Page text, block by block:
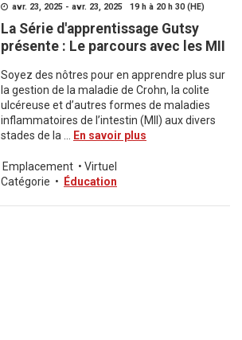
avr. 23, 2025 - avr. 23, 2025 19 h à 20 h 30 (HE)
La Série d'apprentissage Gutsy
présente : Le parcours avec les MII
Soyez des nôtres pour en apprendre plus sur
la gestion de la maladie de Crohn, la colite
ulcéreuse et d’autres formes de maladies
inflammatoires de l’intestin (MII) aux divers
stades de la ...
En savoir plus
Emplacement • Virtuel
Catégorie • Éducation